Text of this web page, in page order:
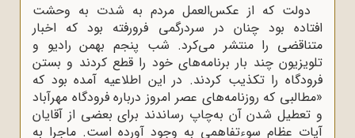
دولت‌ که‌ از عکس‌العمل‌ مردم‌ به‌ شدت‌ به‌ وحشت‌
افتاده‌ بود چنان‌ در سردرگمی‌ فرورفته‌ بود که‌ اخبار
متناقضی‌ را منتشر می‌کرد. شب‌ پنجم‌ بهمن‌ رادیو و
تلویزیون‌ چند بار برنامه‌های‌ خود را قطع‌ کردند و بستن‌
فرودگاه‌ را تکذیب‌ کردند. در این‌ اطلاعیه‌ آمده‌ بود که‌
«مطالبی‌ که‌ روزنامه‌های‌ عصر امروز درباره‌‌ فرودگاه‌ مهرآباد
و تعطیل‌ شدن‌ آن‌ به‌چاپ‌ رساندند برای‌ بعضی‌ از آقایان‌
آیات‌ عظام‌ سوءتفاهمی‌ به‌ وجود آورده‌ است‌. ماجرا به‌